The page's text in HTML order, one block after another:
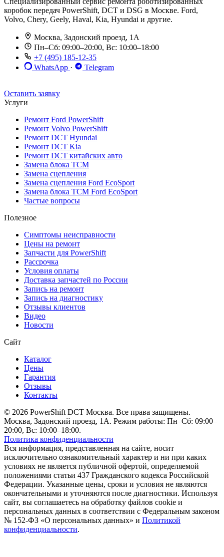
коробок передач PowerShift, DCT и DSG в Москве. Ford,
Volvo, Chery, Geely, Haval, Kia, Hyundai и другие.
Москва, Задонский проезд, 1А
Пн–Сб: 09:00–20:00, Вс: 10:00–18:00
+7 (495) 185-12-35
WhatsApp ·
Telegram
Оставить заявку
Услуги
Ремонт Ford PowerShift
Ремонт Volvo PowerShift
Ремонт DCT Hyundai
Ремонт DCT Kia
Ремонт DCT китайских авто
Замена блока TCM
Замена сцепления
Замена сцепления Ford EcoSport
Замена блока TCM Ford EcoSport
Частые вопросы
Полезное
Симптомы неисправности
Цены на ремонт
Запчасти для PowerShift
Рассрочка
Условия оплаты
Доставка запчастей по России
Запись на ремонт
Запись на диагностику
Отзывы клиентов
Видео
Новости
Сайт
Каталог
Цены
Гарантия
Отзывы
Контакты
© 2026 PowerShift DCT Москва. Все права защищены.
Москва, Задонский проезд, 1А. Режим работы: Пн–Сб: 09:00–
20:00, Вс: 10:00–18:00.
Политика конфиденциальности
Вся информация, представленная на сайте, носит
исключительно ознакомительный характер и ни при каких
условиях не является публичной офертой, определяемой
положениями статьи 437 Гражданского кодекса Российской
Федерации. Указанные цены, сроки и условия не являются
окончательными и уточняются после диагностики. Используя
сайт, вы соглашаетесь на обработку файлов cookie и
персональных данных в соответствии с Федеральным законом
№ 152-ФЗ «О персональных данных» и Политикой
конфиденциальности.